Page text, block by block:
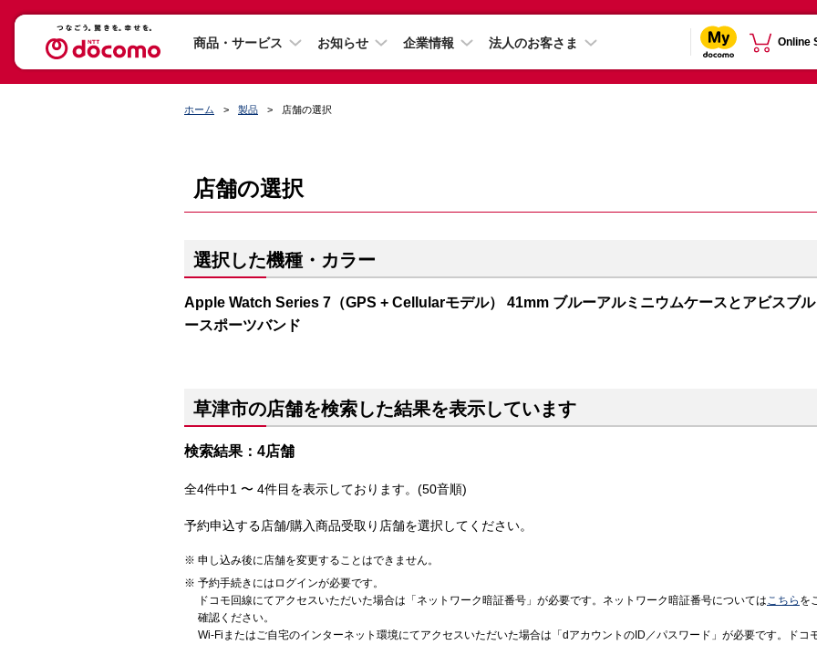
商品・サービス お知らせ 企業情報 法人のお客さま Online
ホーム 製品 店舗の選択
店舗の選択
選択した機種・カラー
Apple Watch Series 7（GPS + Cellularモデル） 41mm ブルーアルミニウムケースとアビスブル
ースポーツバンド
草津市の店舗を検索した結果を表示しています
検索結果：4店舗
全4件中1 〜 4件目を表示しております。(50音順)
予約申込する店舗/購入商品受取り店舗を選択してください。
申し込み後に店舗を変更することはできません。
予約手続きにはログインが必要です。
ドコモ回線にてアクセスいただいた場合は「ネットワーク暗証番号」が必要です。ネットワーク暗証番号についてはこちら を
確認ください。
Wi-Fiまたはご自宅のインターネット環境にてアクセスいただいた場合は「dアカウントのID／パスワード」が必要です。ドコ